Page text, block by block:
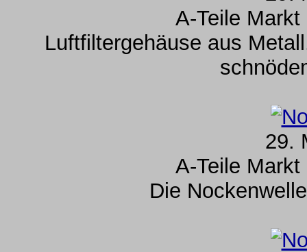
A-Teile
Luftfiltergehäuse aus
29.
A-Teile
Die